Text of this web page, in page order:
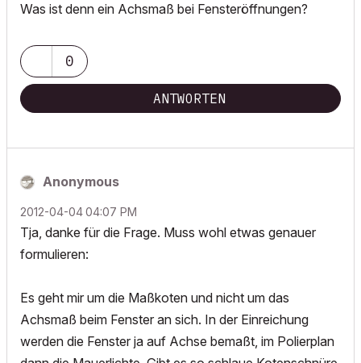
Was ist denn ein Achsmaß bei Fensteröffnungen?
0
ANTWORTEN
Anonymous
‎2012-04-0404:07 PM
Tja, danke für die Frage. Muss wohl etwas genauer
formulieren:
Es geht mir um die Maßkoten und nicht um das
Achsmaß beim Fenster an sich. In der Einreichung
werden die Fenster ja auf Achse bemaßt, im Polierplan